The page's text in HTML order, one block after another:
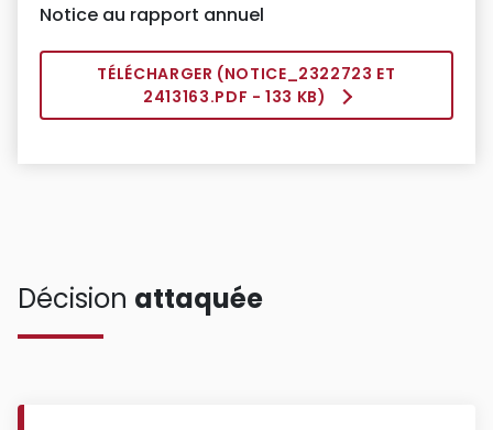
Notice au rapport annuel
TÉLÉCHARGER (NOTICE_2322723 ET
2413163.PDF - 133 KB)
Décision attaquée